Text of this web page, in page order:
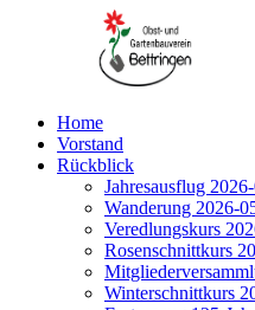
Home
Vorstand
Rückblick
Jahresausflug
Wanderung 2026-
Veredlungskurs
Rosenschnittkurs
Winterschnittkurs